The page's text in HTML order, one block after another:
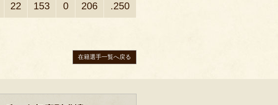
22 153 0 206 .250
在籍選手一覧へ戻る